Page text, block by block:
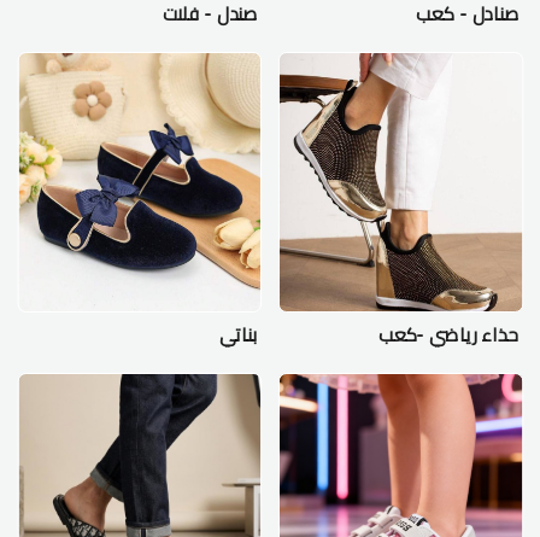
صنادل - كعب صندل - فلات
حذاء رياضي -كعب بناتي